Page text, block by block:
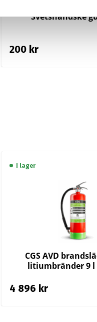
Svetshandske
200 kr
I lager
CGS AVD
litiumbränder 9 l
4 896 kr